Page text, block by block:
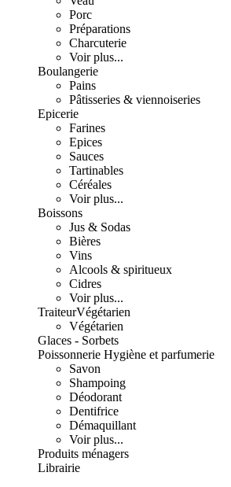
Porc
Préparations
Charcuterie
Voir plus...
Boulangerie
Pains
Pâtisseries & viennoiseries
Epicerie
Farines
Epices
Sauces
Tartinables
Céréales
Voir plus...
Boissons
Jus & Sodas
Bières
Vins
Alcools & spiritueux
Cidres
Voir plus...
TraiteurVégétarien
Végétarien
Glaces - Sorbets
Poissonnerie Hygiène et parfumerie
Savon
Shampoing
Déodorant
Dentifrice
Démaquillant
Voir plus...
Produits ménagers
Librairie